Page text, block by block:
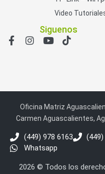
Video
Siguenos
Oficina Matriz
Carmen Aguascalientes,
(449) 978 6163
Whatsapp
2026 © Todos los